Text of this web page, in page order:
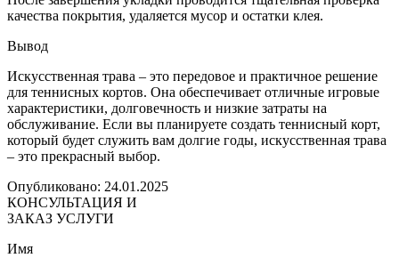
качества покрытия, удаляется мусор и остатки клея.
Вывод
Искусственная трава – это передовое и практичное решение
для теннисных кортов. Она обеспечивает отличные игровые
характеристики, долговечность и низкие затраты на
обслуживание. Если вы планируете создать теннисный корт,
который будет служить вам долгие годы, искусственная трава
– это прекрасный выбор.
Опубликовано: 24.01.2025
КОНСУЛЬТАЦИЯ И
ЗАКАЗ УСЛУГИ
Имя